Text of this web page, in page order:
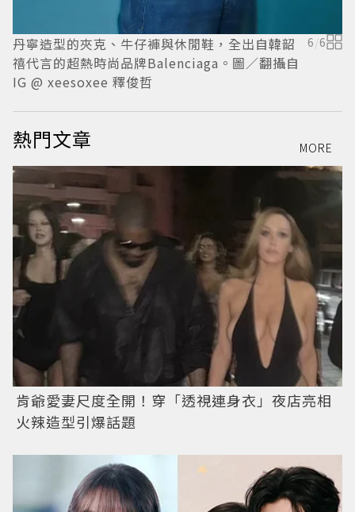
丹寧造型的夾克、牛仔褲與休閒鞋，全出自韓韶
禧代言的超熱時尚品牌Balenciaga。圖／翻攝自
IG @ xeesoxee 釋俊哲
6/6
熱門文章 MORE
肯爺愛妻尺度全開！穿「透視連身衣」夜店亮相
火辣造型引爆話題